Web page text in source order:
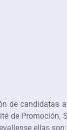
de candidatas
de Promoción,
ellas son: